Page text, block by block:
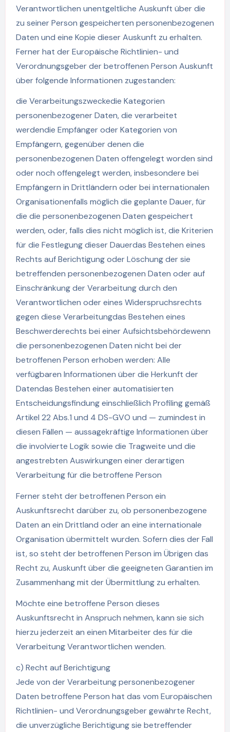
Verantwortlichen unentgeltliche Auskunft über die
zu seiner Person gespeicherten personenbezogenen
Daten und eine Kopie dieser Auskunft zu erhalten.
Ferner hat der Europäische Richtlinien- und
Verordnungsgeber der betroffenen Person Auskunft
über folgende Informationen zugestanden:
die Verarbeitungszweckedie Kategorien
personenbezogener Daten, die verarbeitet
werdendie Empfänger oder Kategorien von
Empfängern, gegenüber denen die
personenbezogenen Daten offengelegt worden sind
oder noch offengelegt werden, insbesondere bei
Empfängern in Drittländern oder bei internationalen
Organisationenfalls möglich die geplante Dauer, für
die die personenbezogenen Daten gespeichert
werden, oder, falls dies nicht möglich ist, die Kriterien
für die Festlegung dieser Dauerdas Bestehen eines
Rechts auf Berichtigung oder Löschung der sie
betreffenden personenbezogenen Daten oder auf
Einschränkung der Verarbeitung durch den
Verantwortlichen oder eines Widerspruchsrechts
gegen diese Verarbeitungdas Bestehen eines
Beschwerderechts bei einer Aufsichtsbehördewenn
die personenbezogenen Daten nicht bei der
betroffenen Person erhoben werden: Alle
verfügbaren Informationen über die Herkunft der
Datendas Bestehen einer automatisierten
Entscheidungsfindung einschließlich Profiling gemäß
Artikel 22 Abs.1 und 4 DS-GVO und — zumindest in
diesen Fällen — aussagekräftige Informationen über
die involvierte Logik sowie die Tragweite und die
angestrebten Auswirkungen einer derartigen
Verarbeitung für die betroffene Person
Ferner steht der betroffenen Person ein
Auskunftsrecht darüber zu, ob personenbezogene
Daten an ein Drittland oder an eine internationale
Organisation übermittelt wurden. Sofern dies der Fall
ist, so steht der betroffenen Person im Übrigen das
Recht zu, Auskunft über die geeigneten Garantien im
Zusammenhang mit der Übermittlung zu erhalten.
Möchte eine betroffene Person dieses
Auskunftsrecht in Anspruch nehmen, kann sie sich
hierzu jederzeit an einen Mitarbeiter des für die
Verarbeitung Verantwortlichen wenden.
c) Recht auf Berichtigung
Jede von der Verarbeitung personenbezogener
Daten betroffene Person hat das vom Europäischen
Richtlinien- und Verordnungsgeber gewährte Recht,
die unverzügliche Berichtigung sie betreffender